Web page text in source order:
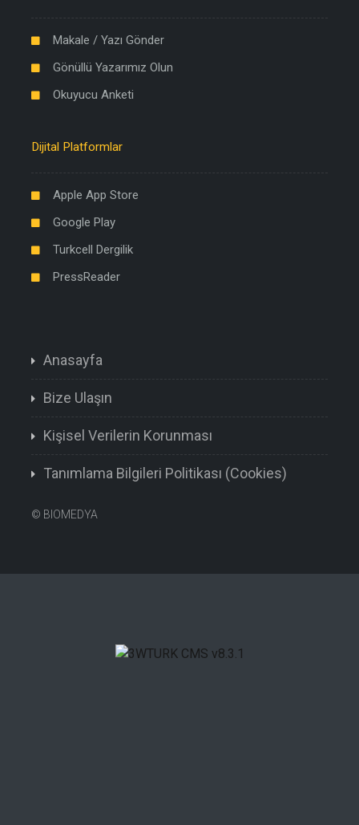
Makale / Yazı Gönder
Gönüllü Yazarımız Olun
Okuyucu Anketi
Dijital Platformlar
Apple App Store
Google Play
Turkcell Dergilik
PressReader
Anasayfa
Bize Ulaşın
Kişisel Verilerin Korunması
Tanımlama Bilgileri Politikası (Cookies)
© BIOMEDYA